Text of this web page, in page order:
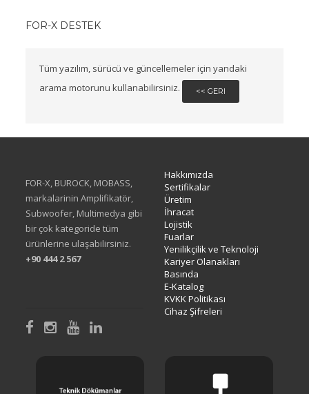
FOR-X DESTEK
Tüm yazılım, sürücü ve güncellemeler için yandaki
arama motorunu kullanabilirsiniz.
<< GERI
FOR-X, BUROCK, MOBASS,
markalarinin Amplifikatör,
Subwoofer, Multimedya gibi
bir çok kategoride tüm
ürünlerine ulaşabilirsiniz.
+90 444 2 567
Hakkımızda
Sertifikalar
Üretim
İhracat
Lojistik
Fuarlar
Yenilikçilik ve Teknoloji
Kariyer Olanakları
Basında
E-Katalog
KVKK Politikası
Cihaz Şifreleri